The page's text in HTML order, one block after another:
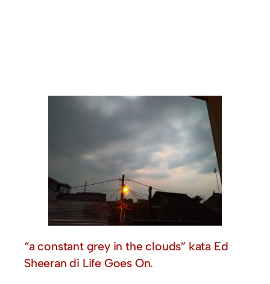
“a constant grey in the clouds” kata Ed
Sheeran di Life Goes On.